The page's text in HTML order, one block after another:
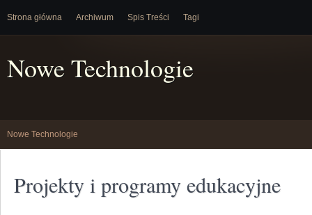
Strona główna Archiwum Spis Treści Tagi
Nowe Technologie
Nowe Technologie
Projekty i programy edukacyjne